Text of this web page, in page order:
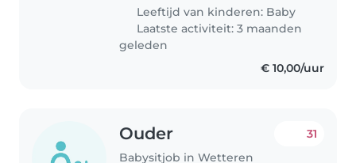
honger heeft, hij lacht naar
iedereen. Hij zal ook soms..
Leeftijd van kinderen: Baby
Laatste activiteit: 3 maanden
geleden
€ 10,00/uur
Ouder
Babysitjob in Wetteren
31